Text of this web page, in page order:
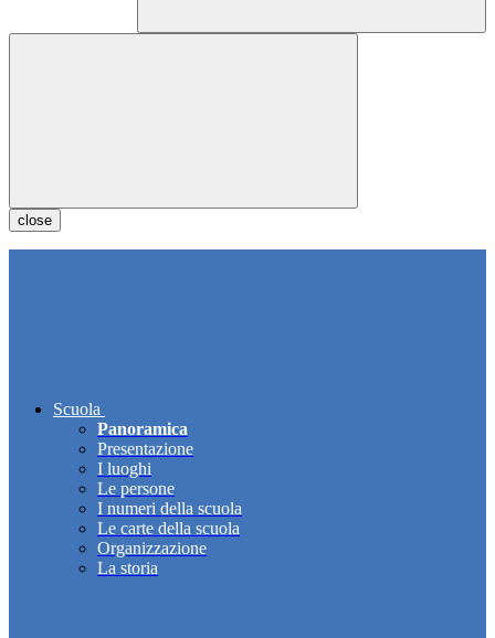
close
Scuola
Panoramica
Presentazione
I luoghi
Le persone
I numeri della scuola
Le carte della scuola
Organizzazione
La storia